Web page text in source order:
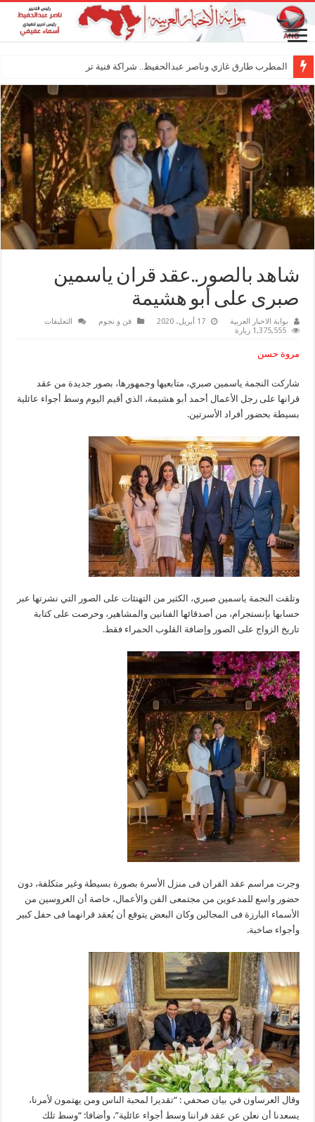
المطرب طارق غازي وناصر عبدالحفيظ.. شراكة فنية ترسم ملامح مستقبل الكل
شاهد بالصور..عقد قران ياسمين
صبرى على أبو هشيمة
بوابة الاخبار العربية 17 أبريل، 2020 فن و نجوم التعليقات
أبو
هشيمة
مغلقة
1,375,555 زيارة
مروة حسن
شاركت النجمة ياسمين صبري، متابعيها وجمهورها، بصور جديدة من عقد
قرانها على رجل الأعمال أحمد أبو هشيمة، الذي أقيم اليوم وسط أجواء عائلية
بسيطة بحضور أفراد الأسرتين.
وتلقت النجمة ياسمين صبري، الكثير من التهنئات على الصور التي نشرتها عبر
حسابها بإنستجرام، من أصدقائها الفنانين والمشاهير، وحرصت على كتابة
تاريخ الزواج على الصور وإضافة القلوب الحمراء فقط.
وجرت مراسم عقد القران فى منزل الأسرة بصورة بسيطة وغير متكلفة، دون
حضور واسع للمدعوين من مجتمعى الفن والأعمال، خاصة أن العروسين من
الأسماء البارزة فى المجالين وكان البعض يتوقع أن يُعقد قرانهما فى حفل كبير
وأجواء صاخبة.
وقال العرساون في بيان صحفي : “تقديرا لمحبة الناس ومن يهتمون لأمرنا،
يسعدنا أن نعلن عن عقد قراننا وسط أجواء عائلية”، وأضافا: “وسط تلك